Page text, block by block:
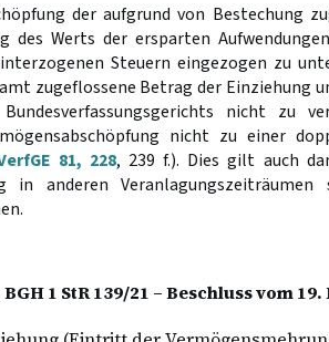
der aufgrund von Bestechung
des Werts der ersparten
Steuern eingezogen zu
zugeflossene Betrag der Einziehung
nicht zu
nicht zu einer
81, 228, 239 f.). Dies gilt auch
in anderen
BGH 1 StR 139/21 – Beschluss vom